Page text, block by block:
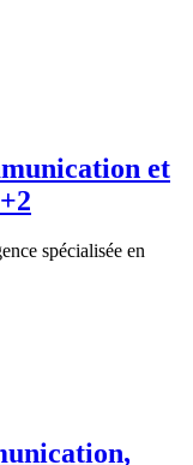
et
spécialisée en